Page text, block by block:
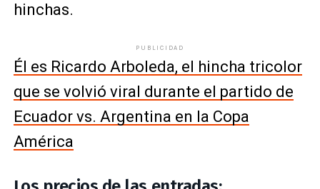
hinchas.
PUBLICIDAD
Él es Ricardo Arboleda, el hincha tricolor
que se volvió viral durante el partido de
Ecuador vs. Argentina en la Copa
América